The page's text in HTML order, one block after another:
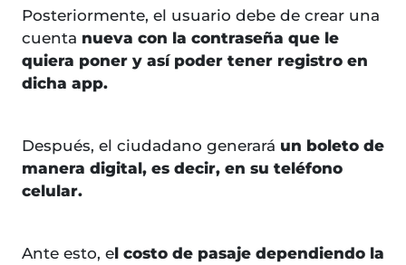
Posteriormente, el usuario debe de crear una
cuenta nueva con la contraseña que le
quiera poner y así poder tener registro en
dicha app.
Después, el ciudadano generará un boleto de
manera digital, es decir, en su teléfono
celular.
Ante esto, el costo de pasaje dependiendo la